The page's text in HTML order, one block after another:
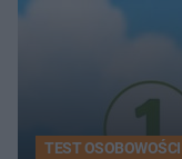
TEST OSOBOWOŚCI